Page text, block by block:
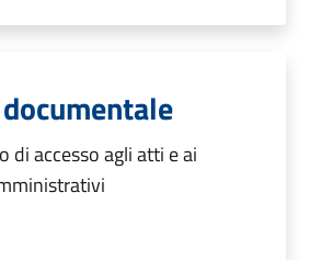
di accesso agli atti e ai